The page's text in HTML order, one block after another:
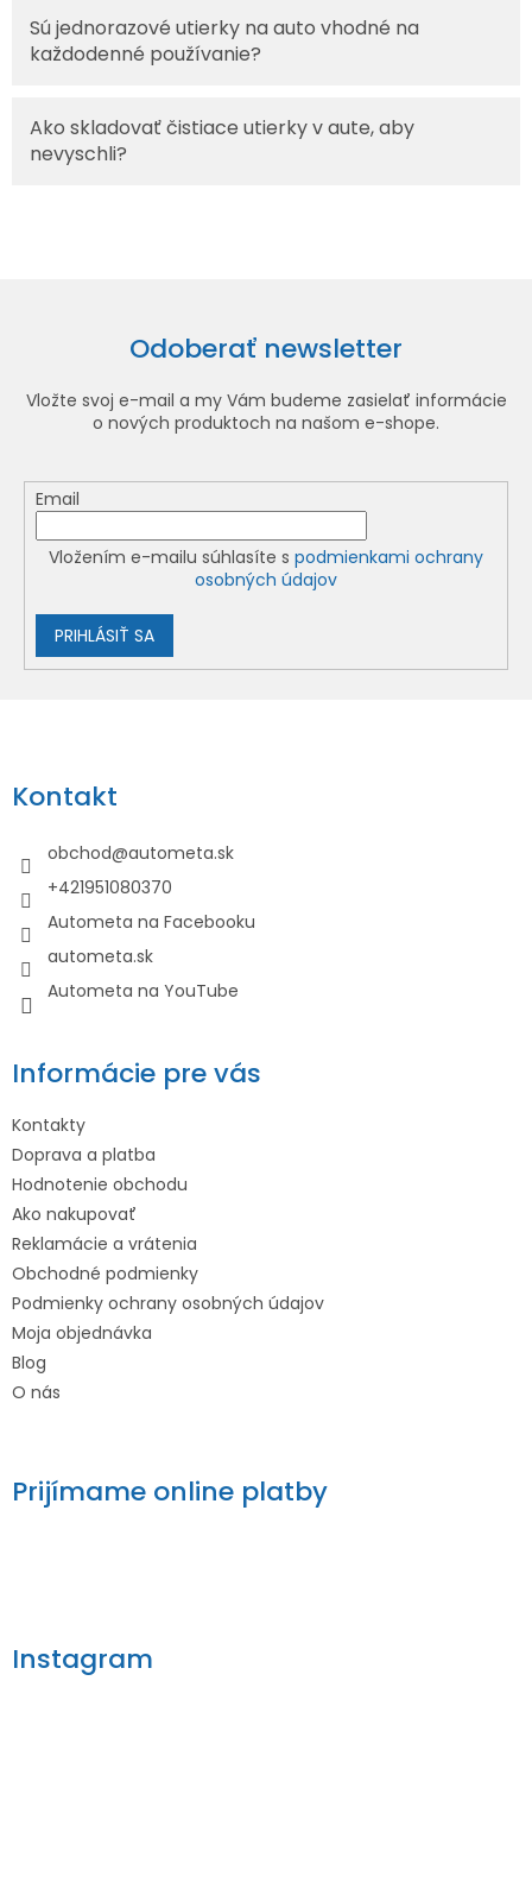
Sú jednorazové utierky na auto vhodné na
každodenné používanie?
Ako skladovať čistiace utierky v aute, aby
nevyschli?
Odoberať newsletter
Vložte svoj e-mail a my Vám budeme zasielať informácie
o nových produktoch na našom e-shope.
Email
Vložením e-mailu súhlasíte s podmienkami ochrany
osobných údajov
PRIHLÁSIŤ SA
p
äKontakt
obchod@autometa.sk
+421951080370
Autometa na Facebooku
autometa.sk
Autometa na YouTube
Informácie pre vás
Kontakty
Doprava a platba
Hodnotenie obchodu
Ako nakupovať
Reklamácie a vrátenia
Obchodné podmienky
Podmienky ochrany osobných údajov
Moja objednávka
Blog
O nás
Prijímame online platby
Instagram